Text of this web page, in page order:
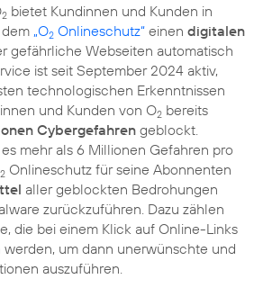
2 bietet Kundinnen und Kunden in
„O2 Onlineschutz“ einen digitalen
gefährliche Webseiten automatisch
ist seit September 2024 aktiv,
technologischen Erkenntnissen
und Kunden von O2 bereits
Cybergefahren geblockt.
mehr als 6 Millionen Gefahren pro
2 Onlineschutz für seine Abonnenten
aller geblockten Bedrohungen
zurückzuführen. Dazu zählen
die bei einem Klick auf Online-Links
um dann unerwünschte und
auszuführen.